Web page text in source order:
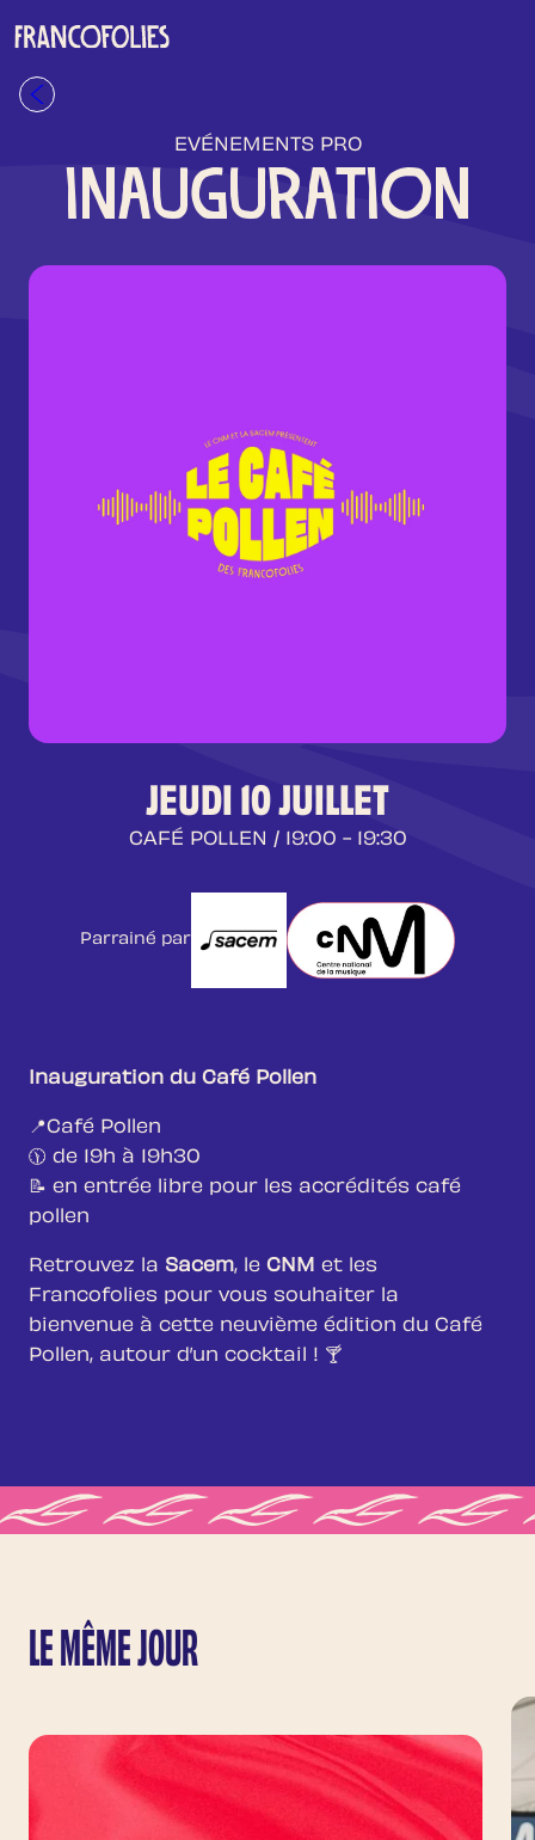
Retour à la liste
EVÉNEMENTS PRO
INAUGURATION
JEUDI 10 JUILLET
CAFÉ POLLEN / 19:00 - 19:30
Parrainé par
Inauguration du Café Pollen
📍Café Pollen
🕦 de 19h à 19h30
📝 en entrée libre pour les accrédités café
pollen
Retrouvez la Sacem, le CNM et les
Francofolies pour vous souhaiter la
bienvenue à cette neuvième édition du Café
Pollen, autour d’un cocktail ! 🍸
LE MÊME JOUR